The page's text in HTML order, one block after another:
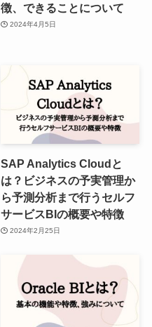
徴、できることについて
2024年4月5日
SAP Analytics Cloudと
は？ビジネスの予実管理か
ら予測分析まで行うセルフ
サービスBIの概要や特徴
2024年2月25日